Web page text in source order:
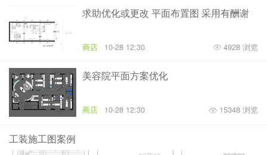
求助优化或更改 平面布置图 采用有酬谢
商店 10-28 12:30 4928 浏览
美容院平面方案优化
商店 10-28 12:30 15348 浏览
工装施工图案例